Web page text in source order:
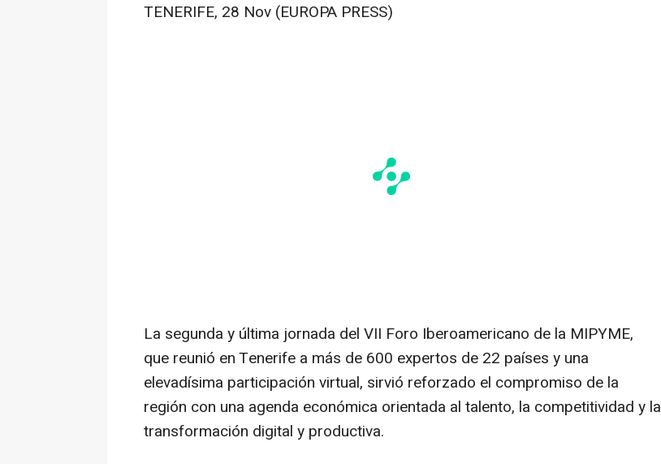
TENERIFE, 28 Nov (EUROPA PRESS)
La segunda y última jornada del VII Foro Iberoamericano de la MIPYME,
que reunió en Tenerife a más de 600 expertos de 22 países y una
elevadísima participación virtual, sirvió reforzado el compromiso de la
región con una agenda económica orientada al talento, la competitividad y la
transformación digital y productiva.